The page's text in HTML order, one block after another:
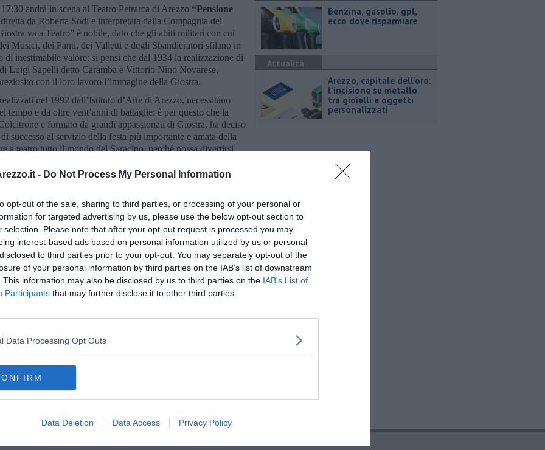
- Do Not Process My Personal Information
opt-out of the sale, sharing to third parties, or processing of your personal or
for targeted advertising by us, please use the below opt-out section to
selection. Please note that after your opt-out request is processed you may
interest-based ads based on personal information utilized by us or personal
to third parties prior to your opt-out. You may separately opt-out of the
of your personal information by third parties on the IAB’s list of downstream
This information may also be disclosed by us to third parties on the IAB’s List of
Participants that may further disclose it to other third parties.
Data Processing Opt Outs
Data Deletion Data Access Privacy Policy
andrà in scena al Teatro Petrarca di Arezzo “Pensione
da Roberta Sodi e interpretata dalla Compagnia del
va a Teatro” è nobile, dato che gli abiti militari con cui
Musici, dei Fanti, dei Valletti e degli Sbandieratori sfilano in
di inestimabile valore: si pensi che dal 1934 la realizzazione di
Luigi Sapelli detto Caramba e Vittorio Nino Novarese,
con il loro lavoro l’immagine della Giostra.
nel 1992 dall’Istituto d’Arte di Arezzo, necessitano
tempo e da oltre vent’anni di battaglie: è per questo che la
e formato da grandi appassionati di Giostra, ha deciso
successo al servizio della festa più importante e amata della
a teatro tutto il mondo del Saracino, perché possa divertirsi
aretina, ma allo stesso tempo portare un contributo
Per rendere ancor più magico il contesto de “La Giostra va a
ad aprire la serata, intonando l’inno che rappresenta
iscriviti allaNewsletter QUInews - ToscanaMedia.
nella tua casella di posta.
dialetto piazza grande
​Benzina, gasolio, gpl,
ecco dove risparmiare
Attualità
Arezzo, capitale dell’oro:
l’incisione su metallo
tra gioielli e oggetti
personalizzati